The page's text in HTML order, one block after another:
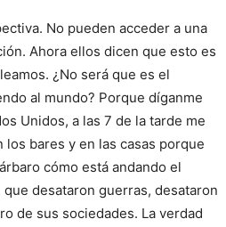
No pueden acceder a una
Ahora ellos dicen que esto es
¿No será que es el
al mundo? Porque díganme
Unidos, a las 7 de la tarde me
bares y en las casas porque
cómo está andando el
desataron guerras, desataron
de sus sociedades. La verdad